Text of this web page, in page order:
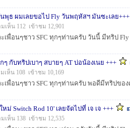
นพุธ ผมเลยขอไป Fly วันพฤหัสฯ มันซะเลย+++
เห็น 112 เข้าชม 12,901
ๆ กับทริปเบาๆ สบายๆ AT บ่อน้องเนย +++
เห็น 108 เข้าชม 10,169
ม่ Switch Rod 10' เลยจัดไปที่ เจ เจ +++
เห็น 138 เข้าชม 12,535